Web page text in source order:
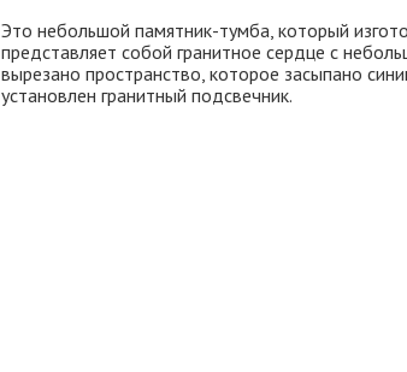
Это небольшой памятник-тумба, который
представляет собой гранитное сердце с
вырезано пространство, которое засыпано
установлен гранитный подсвечник.